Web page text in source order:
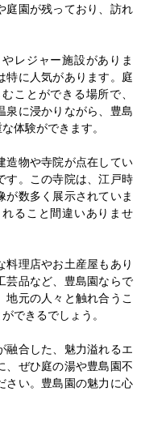
庭園が残っており、訪れ
レジャー施設がありま
特に人気があります。庭
ことができる場所で、
泉に浸かりながら、豊島
体験ができます。
造物や寺院が点在してい
す。この寺院は、江戸時
が数多く展示されていま
ること間違いありませ
料理店やお土産屋もあり
芸品など、豊島園ならで
元の人々と触れ合うこ
できるでしょう。
融合した、魅力溢れるエ
、ぜひ庭の湯や豊島園不
さい。豊島園の魅力に心